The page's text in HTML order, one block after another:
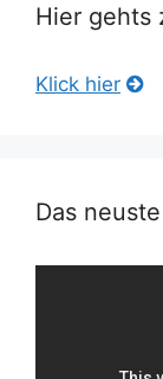
Hier gehts
Klick hier
Das